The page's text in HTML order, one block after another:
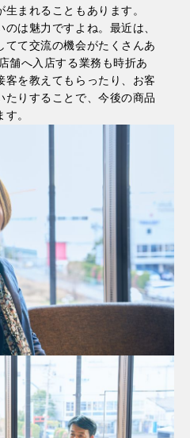
まれることもあります。
は魅力ですよね。最近は、
てて交流の機会がたくさんあ
舗へ入店する業務も時折あ
客を教えてもらったり、お客
たりすることで、今後の商品
。